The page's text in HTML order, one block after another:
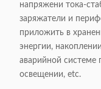
напряжени тока-
заряжатели и
приложить в
энергии,
аварийной системе
освещении, etc.